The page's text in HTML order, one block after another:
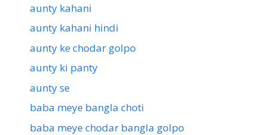
aunty kahani
aunty kahani hindi
aunty ke chodar golpo
aunty ki panty
aunty se
baba meye bangla choti
baba meye chodar bangla golpo